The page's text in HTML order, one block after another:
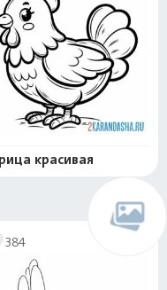
красивая
384